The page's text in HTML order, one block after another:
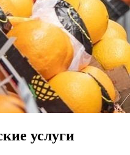
услуги